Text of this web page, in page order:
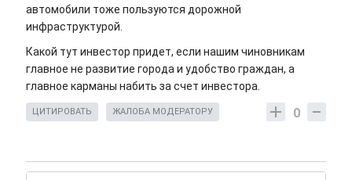
автомобили тоже пользуются дорожной
инфраструктурой.
Какой тут инвестор придет, если нашим чиновникам
главное не развитие города и удобство граждан, а
главное карманы набить за счет инвестора.
0
ЦИТИРОВАТЬ ЖАЛОБА МОДЕРАТОРУ